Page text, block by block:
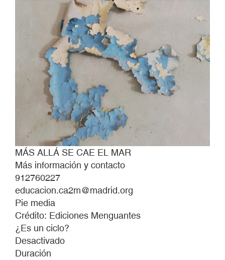
MÁS ALLÁ SE CAE EL MAR
Más información y contacto
912760227
educacion.ca2m@madrid.org
Pie media
Crédito: Ediciones Menguantes
¿Es un ciclo?
Desactivado
Duración